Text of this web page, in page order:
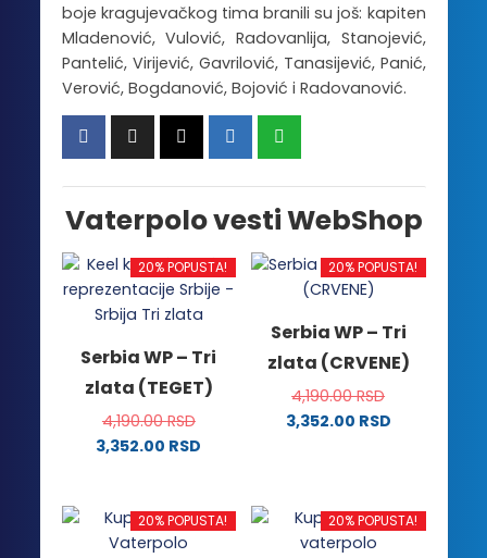
boje kragujevačkog tima branili su još: kapiten
Mladenović, Vulović, Radovanlija, Stanojević,
Pantelić, Virijević, Gavrilović, Tanasijević, Panić,
Verović, Bogdanović, Bojović i Radovanović.
Vaterpolo vesti WebShop
20% POPUSTA!
Serbia WP – Tri
zlata (TEGET)
4,190.00RSD
3,352.00 RSD
ima
više
20% POPUSTA!
Serbia WP – Tri
zlata (CRVENE)
4,190.00RSD
3,352.00 RSD
više
varijanti.
20% POPUSTA! 20% POPUSTA!